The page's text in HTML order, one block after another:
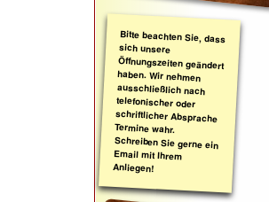
Bitte beachten Sie, dass
sich unsere
Öffnungszeiten geändert
haben. Wir nehmen
ausschließlich nach
telefonischer oder
schriftlicher Absprache
Termine wahr.
Schreiben Sie gerne ein
Email mit Ihrem
Anliegen!